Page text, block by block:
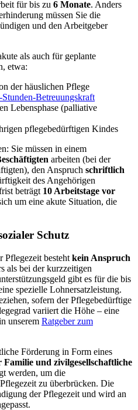
für bis zu 6 Monate. Anders
müssen Sie die
und den Arbeitgeber
als auch für geplante
etwa:
der häuslichen Pflege
Stunden-Betreuungskraft
Lebensphase (palliative
pflegebedürftigen Kindes
Sie müssen in einem
arbeiten (bei der
den Anspruch schriftlich
des Angehörigen
beträgt 10 Arbeitstage vor
um eine akute Situation, die
Schutz
Pflegezeit besteht kein Anspruch
als bei der kurzzeitigen
gibt es für die bis
spezielle Lohnersatzleistung.
sofern der Pflegebedürftige
variiert die Höhe – eine
unserem Ratgeber zum
Förderung in Form eines
und zivilgesellschaftliche
werden, um die
zu überbrücken. Die
der Pflegezeit und wird an